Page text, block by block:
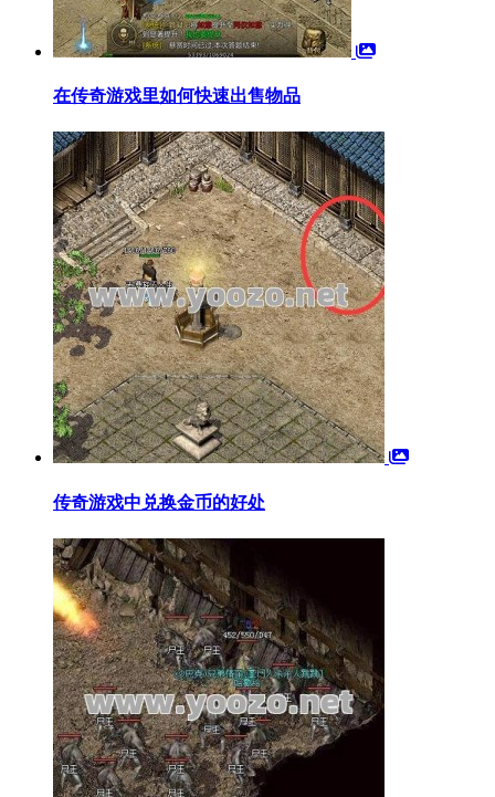
在传奇游戏里如何快速出售物品
传奇游戏中兑换金币的好处